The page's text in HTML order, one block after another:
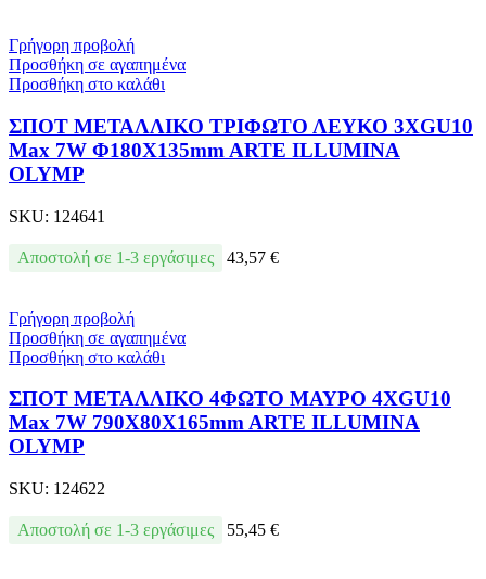
Γρήγορη προβολή
Προσθήκη σε αγαπημένα
Προσθήκη στο καλάθι
ΣΠΟΤ ΜΕΤΑΛΛΙΚΟ ΤΡΙΦΩΤΟ ΛΕΥΚΟ 3XGU10
Max 7W Φ180X135mm ARTE ILLUMINA
OLYMP
SKU: 124641
Αποστολή σε 1-3 εργάσιμες 43,57 €
Γρήγορη προβολή
Προσθήκη σε αγαπημένα
Προσθήκη στο καλάθι
ΣΠΟΤ ΜΕΤΑΛΛΙΚΟ 4ΦΩΤΟ ΜΑΥΡΟ 4XGU10
Max 7W 790X80X165mm ARTE ILLUMINA
OLYMP
SKU: 124622
Αποστολή σε 1-3 εργάσιμες 55,45 €